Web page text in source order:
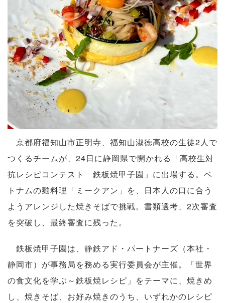
京都府福知山市正明寺、福知山淑徳高校の生徒2人で
つくるチームが、24日に静岡県で開かれる「高校生対
抗レシピコンテスト 鉄板焼甲子園」に出場する。ベ
トナムの麺料理「ミークアン」を、日本人の口に合う
ようアレンジした焼きそばで挑戦。書類選考、2次審査
を突破し、最終審査に残った。
鉄板焼甲子園は、静鉄アド・パートナーズ（本社・
静岡市）が事務局を務める実行委員会が主催。「世界
の食文化を学ぶ～鉄板焼レシピ」をテーマに、焼きめ
し、焼きそば、お好み焼きのうち、いずれかのレシピ